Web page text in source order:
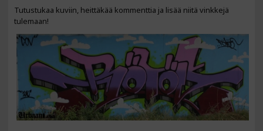
Tutustukaa kuviin, heittäkää kommenttia ja lisää niitä vinkkejä
tulemaan!